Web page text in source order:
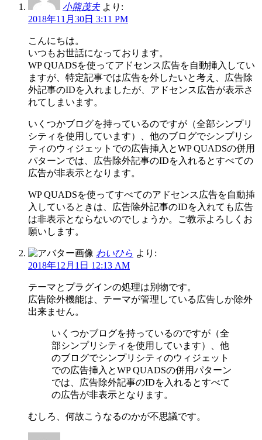
小熊茂夫 より:
2018年11月30日 3:11 PM
こんにちは。
いつもお世話になっております。
WP QUADSを使ってアドセンス広告を自動挿入してい
ますが、特定記事では広告を外したいと考え、広告除
外記事のIDを入れましたが、アドセンス広告が表示さ
れてしまいます。
いくつかブログを持っているのですが（全部シンプリ
シティを使用しています）、他のブログでシンプリシ
ティのウィジェットでの広告挿入とWP QUADSの併用
パターンでは、広告除外記事のIDを入れるとすべての
広告が非表示となります。
WP QUADSを使ってすべてのアドセンス広告を自動挿
入しているときは、広告除外記事のIDを入れても広告
は非表示とならないのでしょうか。ご教示よろしくお
願いします。
わいひら より:
2018年12月1日 12:13 AM
テーマとプラグインの処理は別物です。
広告除外機能は、テーマが管理している広告しか除外
出来ません。
いくつかブログを持っているのですが（全
部シンプリシティを使用しています）、他
のブログでシンプリシティのウィジェット
での広告挿入とWP QUADSの併用パターン
では、広告除外記事のIDを入れるとすべて
の広告が非表示となります。
むしろ、何故こうなるのかが不思議です。